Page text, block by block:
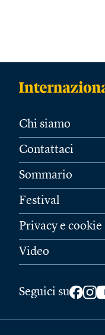
Chi siamo
Contattaci
Sommario
Festival
Privacy e cookie
Video
Seguici su